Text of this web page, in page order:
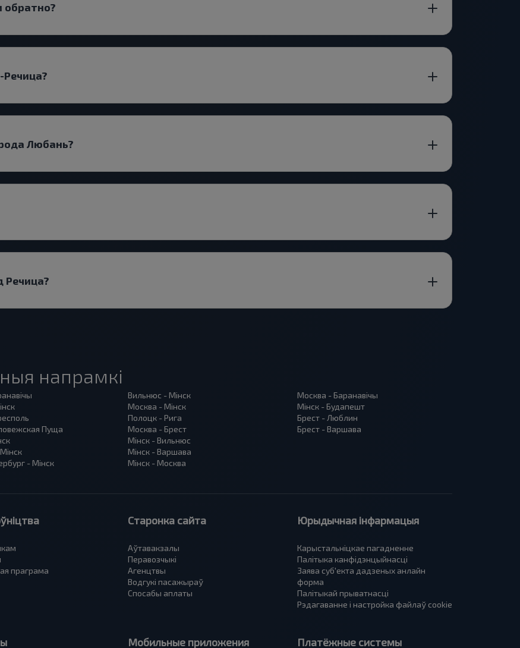
обратно?
Любань?
Речица?
напрамкі
Пуща
- Мінск
Вильнюс - Мінск
Москва - Мінск
Полоцк - Рига
Москва - Брест
Мінск - Вильнюс
Мінск - Варшава
Мінск - Москва
Москва - Баранавiчы
Мінск - Будапешт
Брест - Люблин
Брест - Варшава
праграма
Старонка сайта
Аўтавакзалы
Перавозчыкі
Агенцтвы
Водгукі пасажыраў
Спосабы аплаты
Юрыдычная інфармацыя
Карыстальніцкае пагадненне
Палітыка канфідэнцыйнасці
Заява суб'екта дадзеных анлайн
форма
Палітыкай прыватнасці
Рэдагаванне і настройка файлаў cookie
Мобильные приложения Платёжные системы